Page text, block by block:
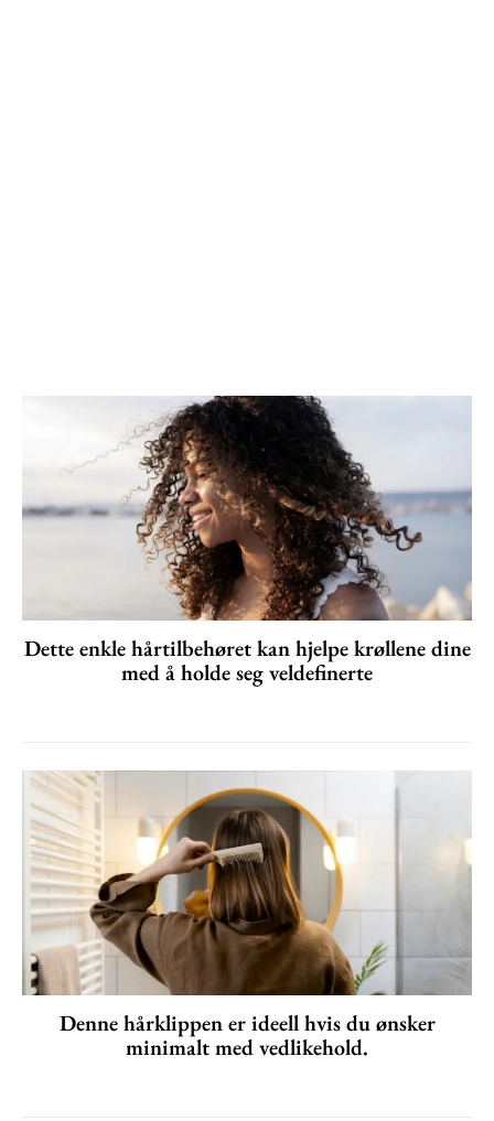
Dette enkle hårtilbehøret kan hjelpe krøllene dine
med å holde seg veldefinerte
Denne hårklippen er ideell hvis du ønsker
minimalt med vedlikehold.